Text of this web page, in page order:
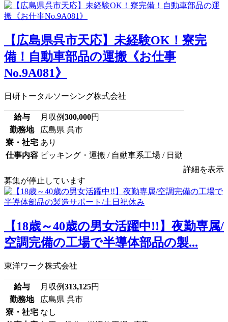
【広島県呉市天応】未経験OK！寮完
備！自動車部品の運搬《お仕事
No.9A081》
日研トータルソーシング株式会社
給与 月収例300,000円
勤務地
広島県 呉市
寮・社宅 あり
仕事内容 ピッキング・運搬 / 自動車系工場 / 日勤
詳細を表示
募集が停止しています
【18歳～40歳の男女活躍中!!】夜勤専属/
空調完備の工場で半導体部品の製...
東洋ワーク株式会社
給与 月収例313,125円
勤務地
広島県 呉市
寮・社宅 なし